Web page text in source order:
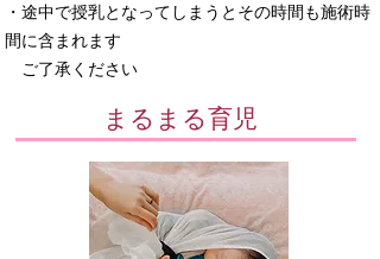
・途中で授乳となってしまうとその時間も施術時
間に含まれます
​ ご了承ください
​まるまる育児